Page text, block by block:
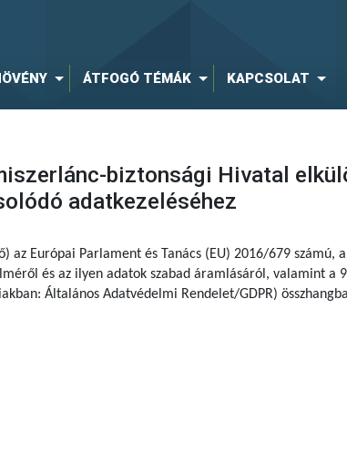
ÁTFOGÓ TÉMÁK KAPCSOLAT
biztonsági Hivatal
adatkezeléséhez
Európai Parlament és Tanács (EU) 2016/679 számú,
és az ilyen adatok szabad áramlásáról, valamint a
Általános Adatvédelmi Rendelet/GDPR)